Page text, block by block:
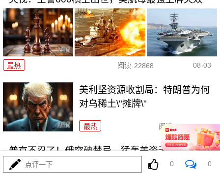
最热 阅读 22868 08-03
美利坚资源收割局：特朗普为何
对乌稀土\"摊牌\"
最热 阅读 10175
普京不忍了！俄突破禁忌，猛轰美资无人机工厂
点评一下 0 0